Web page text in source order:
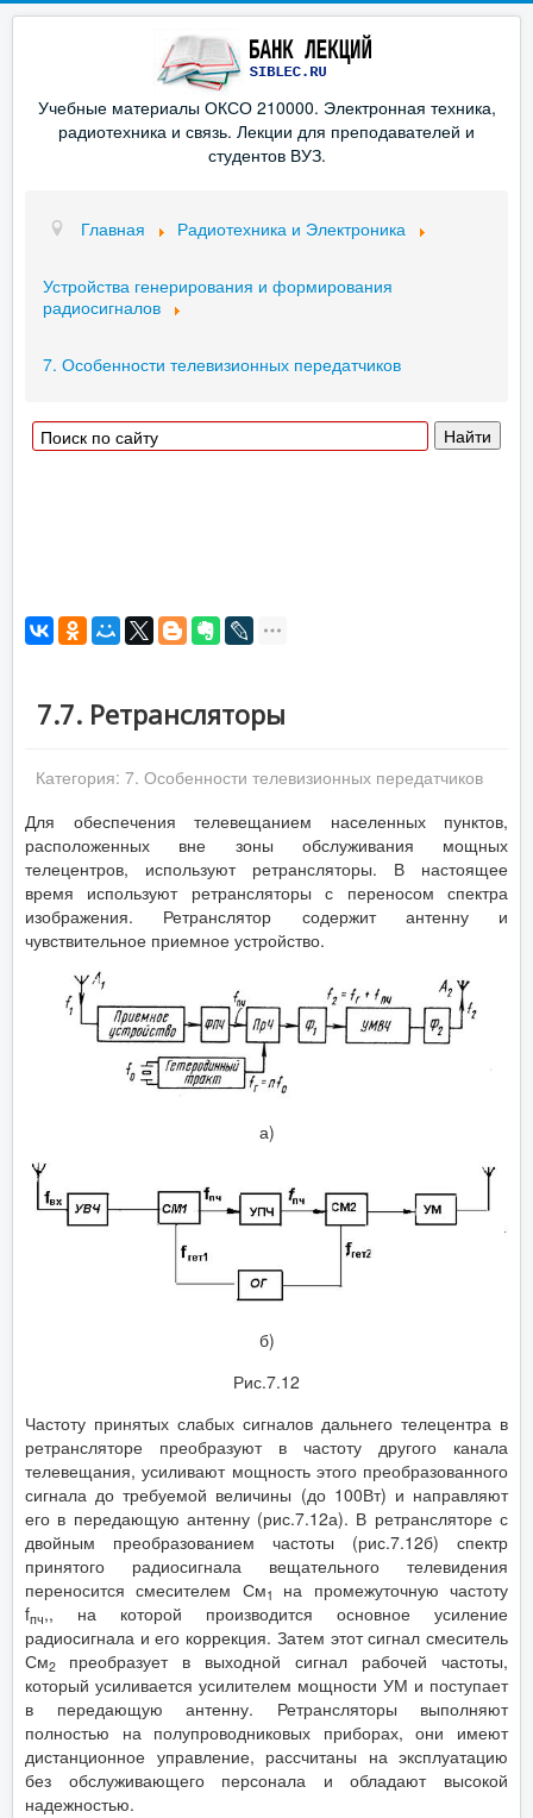
Учебные материалы ОКСО 210000. Электронная техника,
радиотехника и связь. Лекции для преподавателей и
студентов ВУЗ.
Главная Радиотехника и Электроника
Устройства генерирования и формирования
радиосигналов
7. Особенности телевизионных передатчиков
7.7. Ретрансляторы
Категория: 7. Особенности телевизионных передатчиков
Для обеспечения телевещанием населенных пунктов,
расположенных вне зоны обслуживания мощных
телецентров, используют ретрансляторы. В настоящее
время используют ретрансляторы с переносом спектра
изображения. Ретранслятор содержит антенну и
чувствительное приемное устройство.
а)
б)
Рис.7.12
Частоту принятых слабых сигналов дальнего телецентра в
ретрансляторе преобразуют в частоту другого канала
телевещания, усиливают мощность этого преобразованного
сигнала до требуемой величины (до 100Вт) и направляют
его в передающую антенну (рис.7.12а). В ретрансляторе с
двойным преобразованием частоты (рис.7.12б) спектр
принятого радиосигнала вещательного телевидения
переносится смесителем См1 на промежуточную частоту
fпч,, на которой производится основное усиление
радиосигнала и его коррекция. Затем этот сигнал смеситель
См2 преобразует в выходной сигнал рабочей частоты,
который усиливается усилителем мощности УМ и поступает
в передающую антенну. Ретрансляторы выполняют
полностью на полупроводниковых приборах, они имеют
дистанционное управление, рассчитаны на эксплуатацию
без обслуживающего персонала и обладают высокой
надежностью.